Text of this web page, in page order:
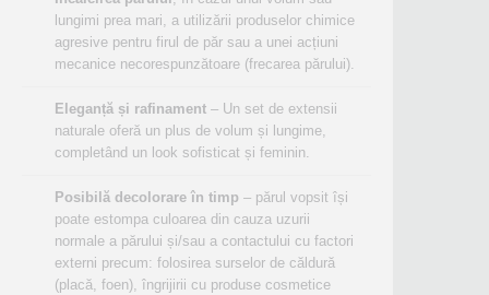
lungimi prea mari, a utilizării produselor chimice
agresive pentru firul de păr sau a unei acțiuni
mecanice necorespunzătoare (frecarea părului).
Eleganță și rafinament – Un set de extensii
naturale oferă un plus de volum și lungime,
completând un look sofisticat și feminin.
Posibilă decolorare în timp – părul vopsit își
poate estompa culoarea din cauza uzurii
normale a părului și/sau a contactului cu factori
externi precum: folosirea surselor de căldură
(placă, foen), îngrijirii cu produse cosmetice